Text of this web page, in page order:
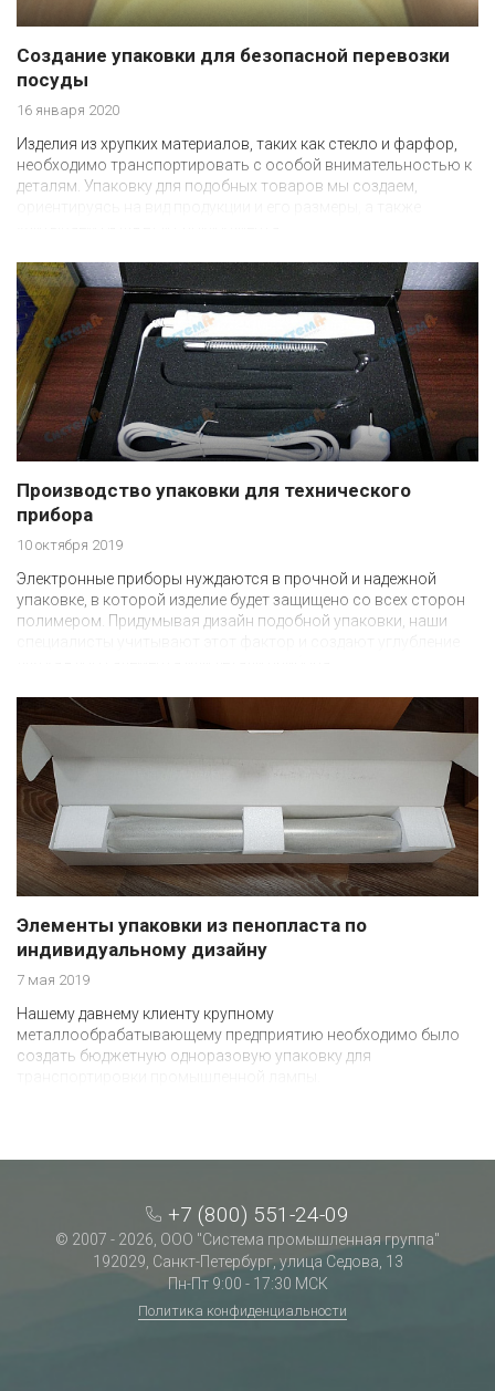
Создание упаковки для безопасной перевозки
посуды
16 января 2020
Изделия из хрупких материалов, таких как стекло и фарфор,
необходимо транспортировать с особой внимательностью к
деталям. Упаковку для подобных товаров мы создаем,
Производство упаковки для технического
прибора
10 октября 2019
Электронные приборы нуждаются в прочной и надежной
упаковке, в которой изделие будет защищено со всех сторон
полимером. Придумывая дизайн подобной упаковки, наши
Элементы упаковки из пенопласта по
индивидуальному дизайну
7 мая 2019
Нашему давнему клиенту крупному
металлообрабатывающему предприятию необходимо было
создать бюджетную одноразовую упаковку для
+7 (800) 551-24-09
© 2007 - 2026, ООО "Система промышленная группа"
192029, Санкт-Петербург, улица Седова, 13
Пн-Пт 9:00 - 17:30 МСК
Политика конфиденциальности